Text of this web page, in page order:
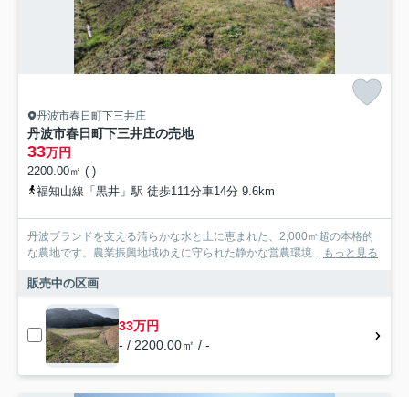
丹波市春日町下三井庄
丹波市春日町下三井庄の売地
33万円
2200.00㎡ (-)
福知山線「黒井」駅 徒歩111分車14分 9.6km
丹波ブランドを支える清らかな水と土に恵まれた、2,000㎡超の本格的
な農地です。農業振興地域ゆえに守られた静かな営農環境...
もっと見る
販売中の区画
33万円
- / 2200.00㎡ / -